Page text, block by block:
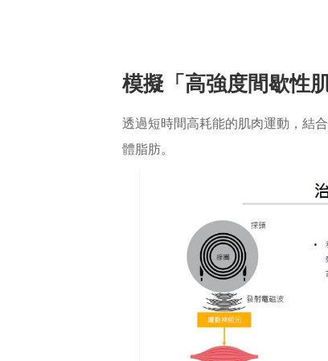
模擬「高強度間歇性
透過短時間高耗能的肌肉運動，結
體脂肪。